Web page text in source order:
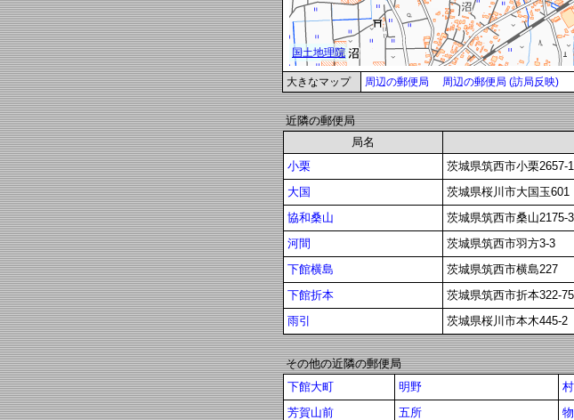
大きなマップ 周辺の郵便局 周辺の郵便局 (訪局反映)
近隣の郵便局
局名
小栗
茨城県筑西市小栗2657-
大国
茨城県桜川市大国玉601
協和桑山
茨城県筑西市桑山2175-3
河間
茨城県筑西市羽方3-3
下館横島
茨城県筑西市横島227
下館折本
茨城県筑西市折本322-75
雨引
茨城県桜川市本木445-2
その他の近隣の郵便局
下館大町
明野
芳賀山前
五所